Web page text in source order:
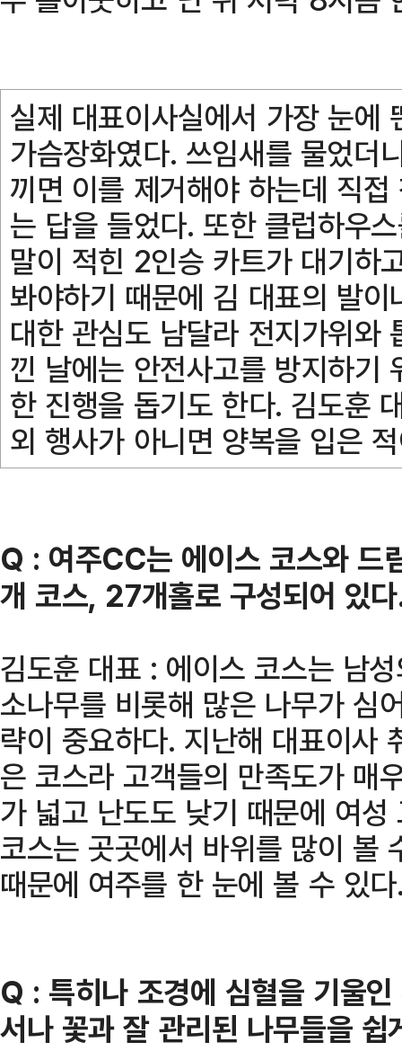
실제 대표이사실에서 가장 눈에
가슴장화였다. 쓰임새를 물었더
끼면 이를 제거해야 하는데 직
는 답을 들었다. 또한 클럽하우
말이 적힌 2인승 카트가 대기하
봐야하기 때문에 김 대표의 발
대한 관심도 남달라 전지가위와
낀 날에는 안전사고를 방지하기
한 진행을 돕기도 한다. 김도훈
외 행사가 아니면 양복을 입은
Q : 여주CC는 에이스 코스와 드
개 코스, 27개홀로 구성되어 있
김도훈 대표 : 에이스 코스는 남
소나무를 비롯해 많은 나무가 심
략이 중요하다. 지난해 대표이사
은 코스라 고객들의 만족도가 매
가 넓고 난도도 낮기 때문에 여
코스는 곳곳에서 바위를 많이 볼
때문에 여주를 한 눈에 볼 수 있
Q : 특히나 조경에 심혈을 기울
서나 꽃과 잘 관리된 나무들을 쉽